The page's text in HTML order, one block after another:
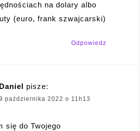
na dolary albo
(euro, frank szwajcarski)
Odpowiedz
Daniel pisze:
października 2022 o 11h13
się do Twojego